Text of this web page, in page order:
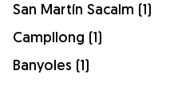
San Martín Sacalm (1)
Campllong (1)
Banyoles (1)